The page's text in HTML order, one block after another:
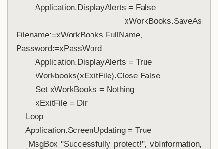
Application.DisplayAlerts = False
xWorkBooks.SaveAs
Filename:=xWorkBooks.FullName,
Password:=xPassWord
Application.DisplayAlerts = True
Workbooks(xExitFile).Close False
Set xWorkBooks = Nothing
xExitFile = Dir
Loop
Application.ScreenUpdating = True
MsgBox "Successfully protect!", vbInformation,